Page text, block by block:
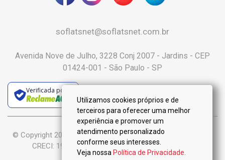
soflatsnet@soflatsnet.com.br
Avenida Nove de Julho, 3228 Conj 2007 - Jardins - CEP
01424-001 - São Paulo - SP
Verificada por
© Copyright 2025 :: Só Flats Negócios Imobiliários Ltda-Me ::
CRECI: 19.926-J - Todos os Direitos Reservados.
Utilizamos cookies próprios e de
terceiros para oferecer uma melhor
experiência e promover um
atendimento personalizado
conforme seus interesses.
Veja nossa Política de Privacidade.